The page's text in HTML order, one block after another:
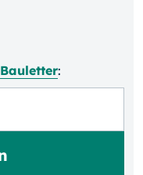
Bauletter: